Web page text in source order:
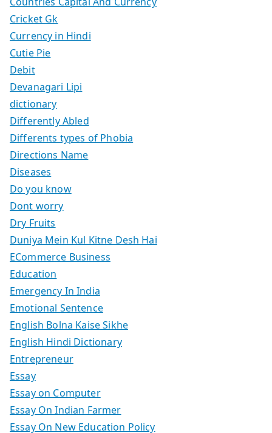
Cricket Gk
Currency in Hindi
Cutie Pie
Debit
Devanagari Lipi
dictionary
Differently Abled
Differents types of Phobia
Directions Name
Diseases
Do you know
Dont worry
Dry Fruits
Duniya Mein Kul Kitne Desh Hai
ECommerce Business
Education
Emergency In India
Emotional Sentence
English Bolna Kaise Sikhe
English Hindi Dictionary
Entrepreneur
Essay
Essay on Computer
Essay On Indian Farmer
Essay On New Education Policy